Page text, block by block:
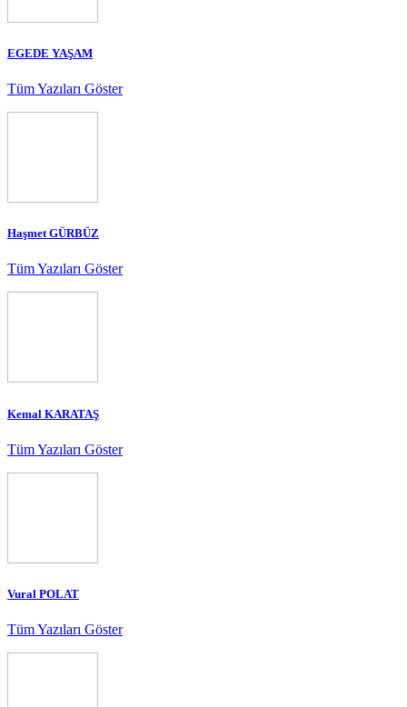
EGEDE YAŞAM
Tüm Yazıları Göster
Haşmet GÜRBÜZ
Tüm Yazıları Göster
Kemal KARATAŞ
Tüm Yazıları Göster
Vural POLAT
Tüm Yazıları Göster